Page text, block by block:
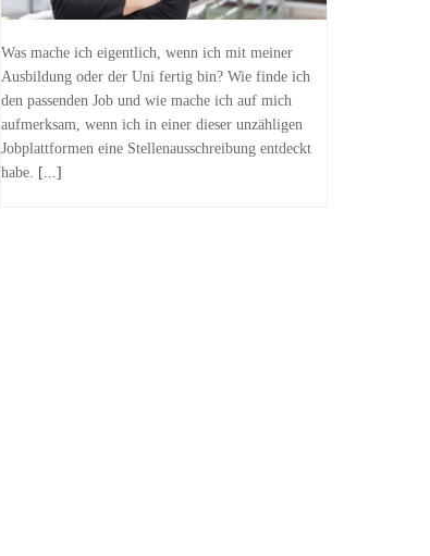
Was mache ich eigentlich, wenn ich mit meiner
Ausbildung oder der Uni fertig bin? Wie finde ich
den passenden Job und wie mache ich auf mich
aufmerksam, wenn ich in einer dieser unzähligen
Jobplattformen eine Stellenausschreibung entdeckt
habe. [...]